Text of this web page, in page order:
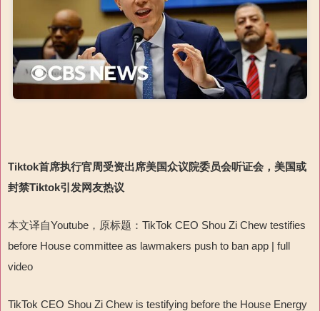
Tiktok首席执行官周受资出席美国众议院委员会听证会 ， 美国或
封禁Tiktok引发网友热议
本文译自Youtube，原标题：TikTok CEO Shou Zi Chew testifies
before House committee as lawmakers push to ban app | full
video
TikTok CEO Shou Zi Chew is testifying before the House Energy